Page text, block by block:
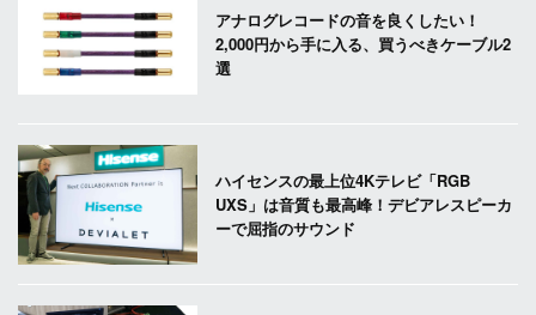
アナログレコードの音を良くしたい！
2,000円から手に入る、買うべきケーブル2
選
ハイセンスの最上位4Kテレビ「RGB
UXS」は音質も最高峰！デビアレスピーカ
ーで屈指のサウンド